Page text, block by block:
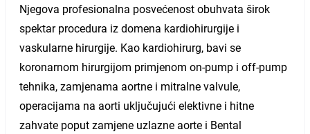
Njegova profesionalna posvećenost obuhvata širok
spektar procedura iz domena kardiohirurgije i
vaskularne hirurgije. Kao kardiohirurg, bavi se
koronarnom hirurgijom primjenom on-pump i off-pump
tehnika, zamjenama aortne i mitralne valvule,
operacijama na aorti uključujući elektivne i hitne
zahvate poput zamjene uzlazne aorte i Bental